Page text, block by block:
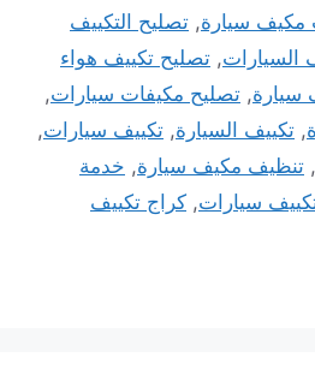
مكيف سيارة, تصليح التكييف
السيارات, تصليح تكييف هواء
سيارة, تصليح مكيفات سيارات,
, تكييف السيارة, تكييف سيارات,
, تنظيف مكيف سيارة, خدمة
سيارات, كراج تكييف